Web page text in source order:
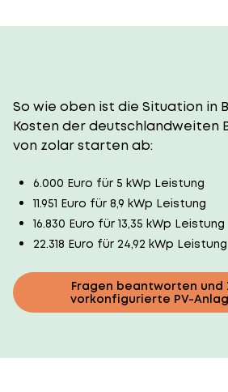
So wie oben ist die Situation in
Kosten der deutschlandweiten
von zolar starten ab:
6.000 Euro für 5 kWp Leistung
11.951 Euro für 8,9 kWp Leistung
16.830 Euro für 13,35 kWp Leistung
22.318 Euro für 24,92 kWp Leistung
Fragen beantworten und
vorkonfigurierte PV-